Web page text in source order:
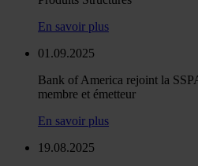
En savoir plus
01.09.2025
Bank of America rejoint la
membre et émetteur
En savoir plus
19.08.2025